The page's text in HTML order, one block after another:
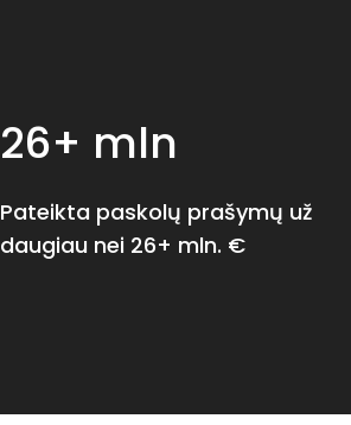
26+ mln
Pateikta paskolų prašymų už
daugiau nei 26+ mln. €